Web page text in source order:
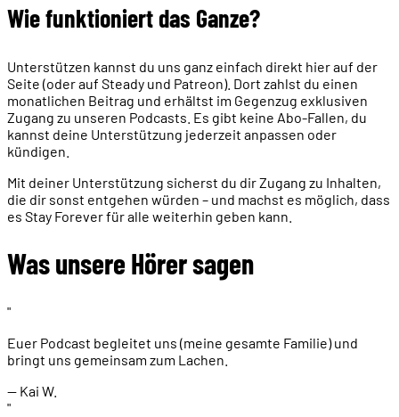
Wie funktioniert das Ganze?
Unterstützen kannst du uns ganz einfach direkt hier auf der
Seite (oder auf Steady und Patreon). Dort zahlst du einen
monatlichen Beitrag und erhältst im Gegenzug exklusiven
Zugang zu unseren Podcasts. Es gibt keine Abo-Fallen, du
kannst deine Unterstützung jederzeit anpassen oder
kündigen.
Mit deiner Unterstützung sicherst du dir Zugang zu Inhalten,
die dir sonst entgehen würden – und machst es möglich, dass
es Stay Forever für alle weiterhin geben kann.
Was unsere Hörer sagen
"
Euer Podcast begleitet uns (meine gesamte Familie) und
bringt uns gemeinsam zum Lachen.
— Kai W.
"